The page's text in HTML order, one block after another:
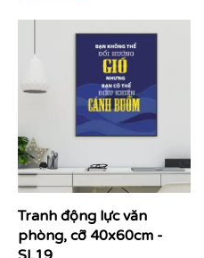
do Printek sản xuất
cách từ hiện đại, tối
Printek giúp định hình
nghiệp, tạo ấn tượng mạnh
từ ánh nhìn đầu tiên,
cho nhân viên sau
Tranh động lực văn
phòng, cỡ 40x60cm -